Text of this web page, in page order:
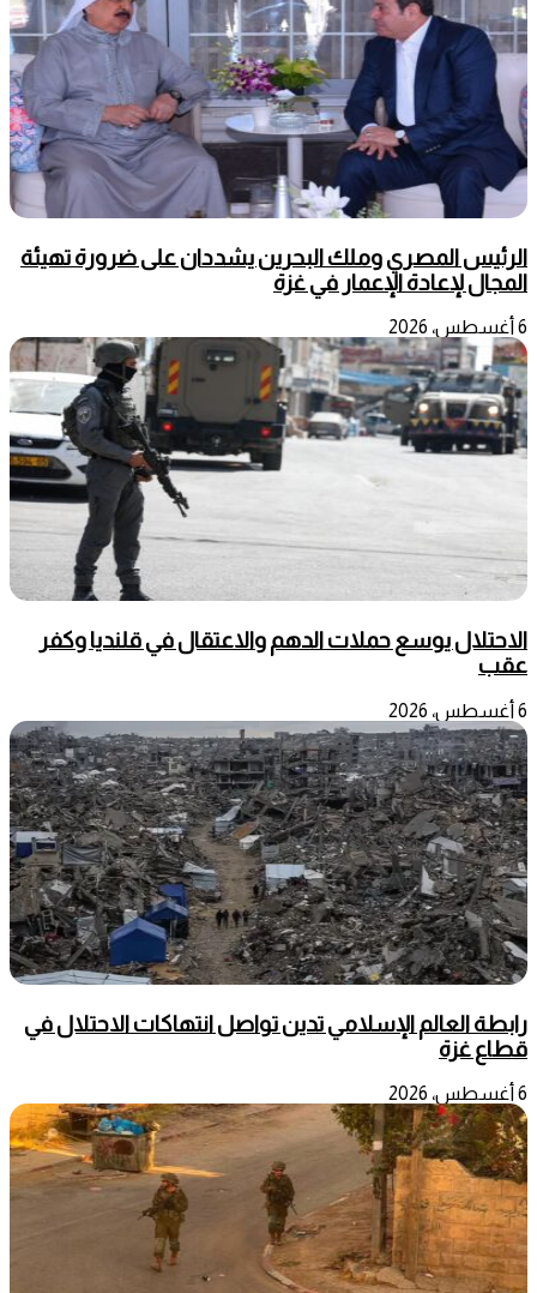
الرئيس المصري وملك البحرين يشددان على ضرورة تهيئة
المجال لإعادة الإعمار في غزة
6 أغسطس، 2026
الاحتلال يوسع حملات الدهم والاعتقال في قلنديا وكفر
عقب
6 أغسطس، 2026
رابطة العالم الإسلامي تدين تواصل انتهاكات الاحتلال في
قطاع غزة
6 أغسطس، 2026